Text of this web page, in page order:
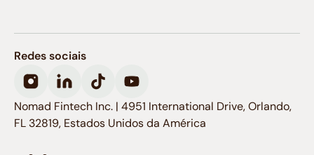
Redes sociais
Nomad Fintech Inc. | 4951 International Drive, Orlando,
FL 32819, Estados Unidos da América